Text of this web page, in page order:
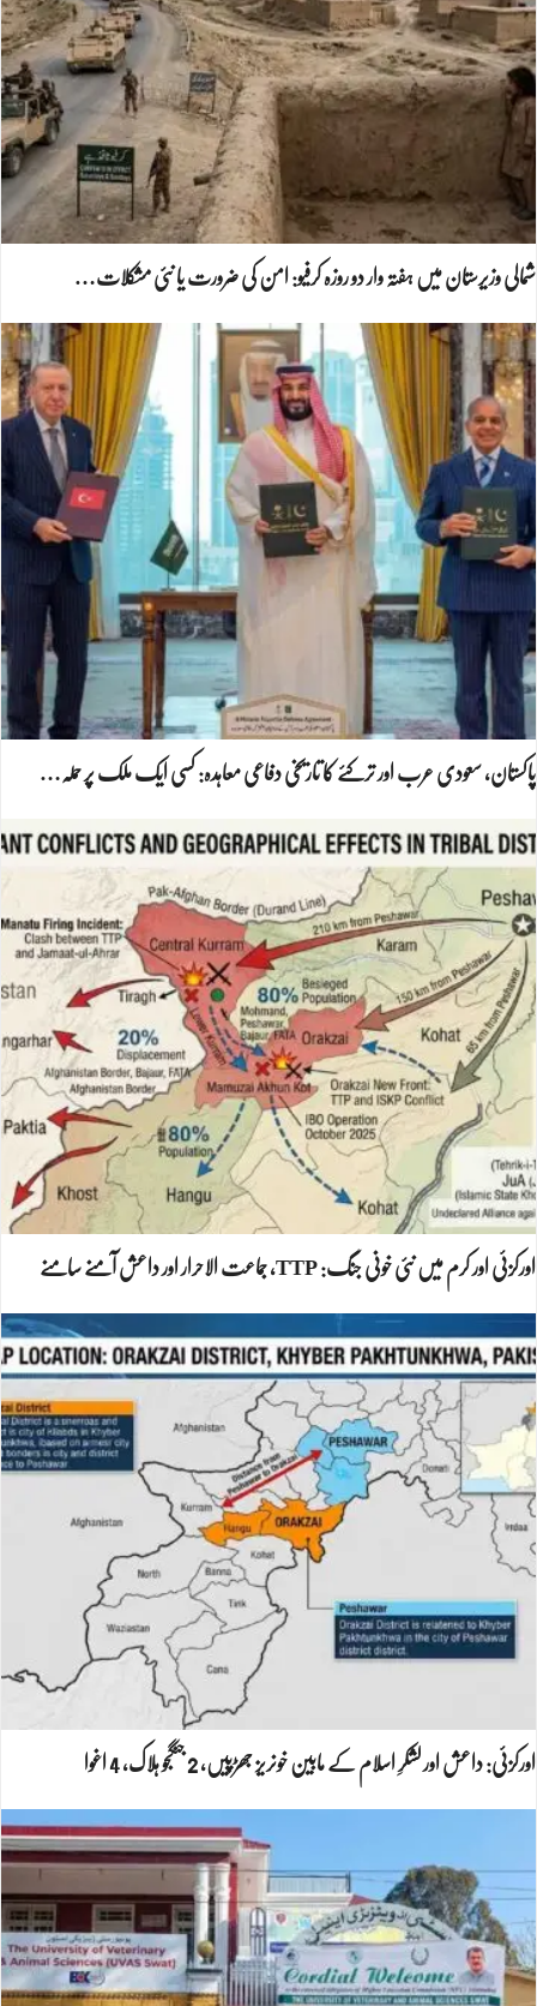
شمالی وزیرستان میں ہفتہ وار دو روزہ کرفیو: امن کی ضرورت یا نئی مشکلات…
پاکستان، سعودی عرب اور ترکئے کا تاریخی دفاعی معاہدہ: کسی ایک ملک پر حملہ…
اورکزئی اور کرم میں نئی خونی جنگ: TTP، جماعت الاحرار اور داعش آمنے سامنے
اورکزئی: داعش اور لشکرِ اسلام کے مابین خونریز جھڑپیں، 2 جنگجو ہلاک، 4 اغوا